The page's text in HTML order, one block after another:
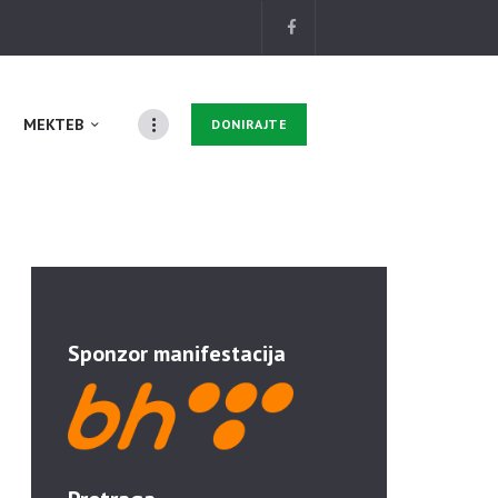
MEKTEB DONIRAJTE
Sponzor manifestacija